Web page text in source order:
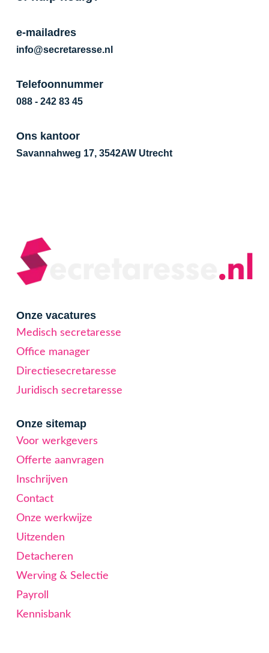
e-mailadres
info@secretaresse.nl
Telefoonnummer
088 - 242 83 45
Ons kantoor
Savannahweg 17, 3542AW Utrecht
Onze vacatures
Medisch secretaresse
Office manager
Directiesecretaresse
Juridisch secretaresse
Onze sitemap
Voor werkgevers
Offerte aanvragen
Inschrijven
Contact
Onze werkwijze
Uitzenden
Detacheren
Werving & Selectie
Payroll
Kennisbank